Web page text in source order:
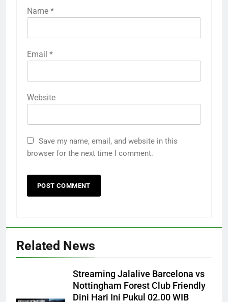
Name *
Email *
Website
Save my name, email, and website in this
browser for the next time I comment.
Related News
Streaming Jalalive Barcelona vs
Nottingham Forest Club Friendly
Dini Hari Ini Pukul 02.00 WIB